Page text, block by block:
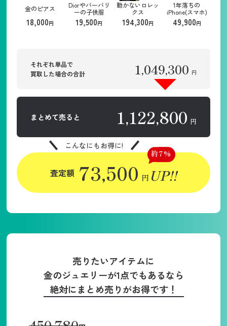
金のピアス
18,000円
Diorやバーバリ
ーの子供服
19,500円
動かないロレッ
クス
194,300円
1年落ちの
iPhone(スマホ)
49,900円
それぞれ単品で
買取した場合の合計
1,049,300 円
まとめて売ると 1,122,800 円
こんなにもお得に!
査定額 73,500 円
約7%
UP!!
売りたいアイテムに
金のジュエリーが1点でもあるなら
絶対にまとめ売りがお得です！